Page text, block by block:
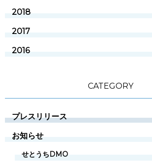
2018
2017
2016
CATEGORY
プレスリリース
お知らせ
せとうちDMO